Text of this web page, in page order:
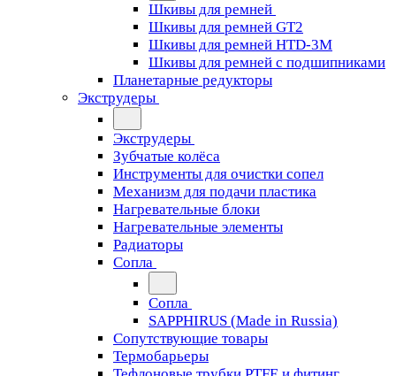
Шкивы для ремней
Шкивы для ремней GT2
Шкивы для ремней HTD-3M
Шкивы для ремней с подшипниками
Планетарные редукторы
Экструдеры
Экструдеры
Зубчатые колёса
Инструменты для очистки сопел
Механизм для подачи пластика
Нагревательные блоки
Нагревательные элементы
Радиаторы
Сопла
Сопла
SAPPHIRUS (Made in Russia)
Сопутствующие товары
Термобарьеры